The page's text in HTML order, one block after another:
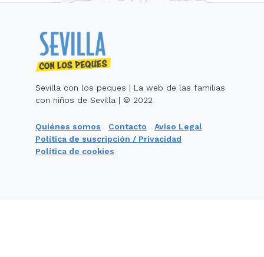
Sevilla con los peques | La web de las familias
con niños de Sevilla | © 2022
Quiénes somos Contacto
Aviso Legal
Política de suscripción / Privacidad
Política de cookies